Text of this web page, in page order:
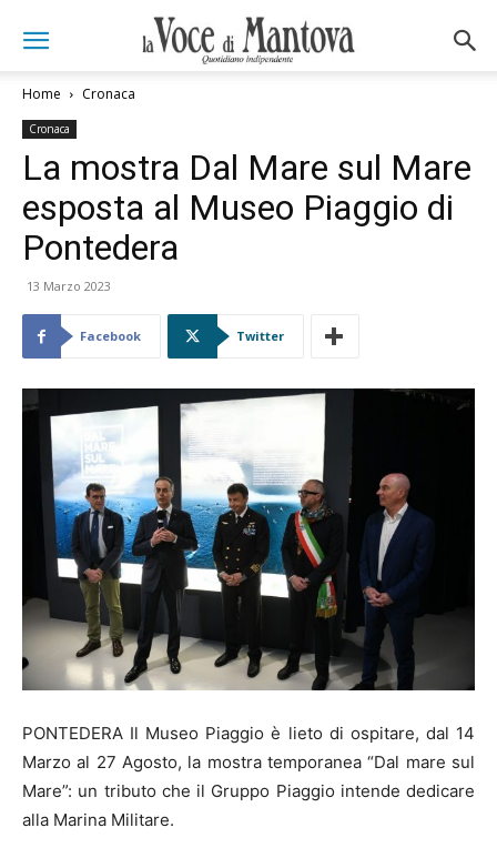
Home Cronaca
Cronaca
La mostra Dal Mare sul Mare
esposta al Museo Piaggio di
Pontedera
13 Marzo 2023
Facebook Twitter
PONTEDERA Il Museo Piaggio è lieto di ospitare, dal 14
Marzo al 27 Agosto, la mostra temporanea “Dal mare sul
Mare”: un tributo che il Gruppo Piaggio intende dedicare
alla Marina Militare.